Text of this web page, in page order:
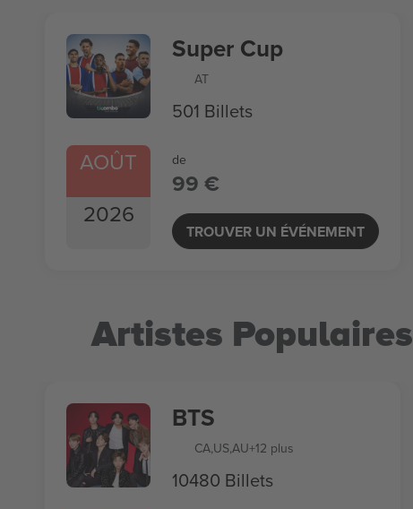
AOÛT
2026
Super Cup
AT
501 Billets
de
99 €
TROUVER UN ÉVÉNEMENT
Artistes Populaires
BTS
CA,US,AU+12 plus
10480 Billets